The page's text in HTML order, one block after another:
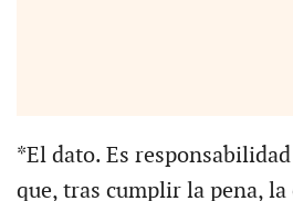
*El dato. Es
que, tras cumplir la pena,